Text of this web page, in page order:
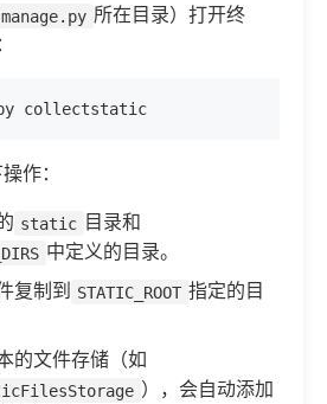
manage.py 所在目录）打开终
作：
static 目录和
中定义的目录。
复制到 STATIC_ROOT 指定的目
的文件存储（如
），会自动添加